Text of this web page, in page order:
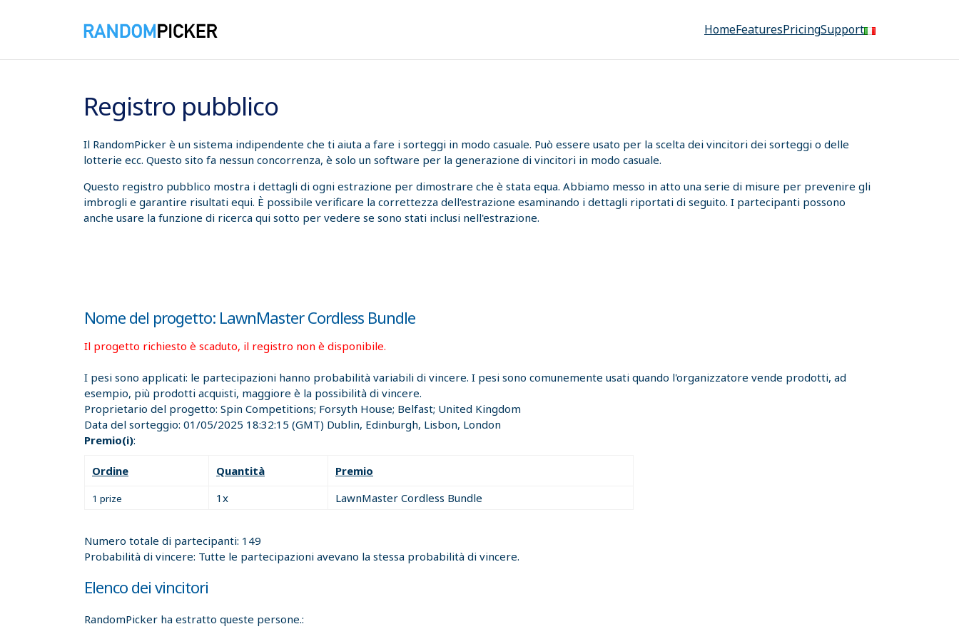
HomeFeaturesPricingSupport
Registro pubblico
Il RandomPicker è un sistema indipendente che ti aiuta a fare i sorteggi in modo casuale. Può essere usato per la scelta dei vincitori dei sorteggi o delle
lotterie ecc. Questo sito fa nessun concorrenza, è solo un software per la generazione di vincitori in modo casuale.
Questo registro pubblico mostra i dettagli di ogni estrazione per dimostrare che è stata equa. Abbiamo messo in atto una serie di misure per prevenire gli
imbrogli e garantire risultati equi. È possibile verificare la correttezza dell'estrazione esaminando i dettagli riportati di seguito. I partecipanti possono
anche usare la funzione di ricerca qui sotto per vedere se sono stati inclusi nell'estrazione.
Nome del progetto: LawnMaster Cordless Bundle
Il progetto richiesto è scaduto, il registro non è disponibile.
I pesi sono applicati: le partecipazioni hanno probabilità variabili di vincere. I pesi sono comunemente usati quando l'organizzatore vende prodotti, ad
esempio, più prodotti acquisti, maggiore è la possibilità di vincere.
Proprietario del progetto: Spin Competitions; Forsyth House; Belfast; United Kingdom
Data del sorteggio: 01/05/2025 18:32:15 (GMT) Dublin, Edinburgh, Lisbon, London
Premio(i):
Ordine Quantità Premio
1 prize 1x LawnMaster Cordless Bundle
Numero totale di partecipanti: 149
Probabilità di vincere: Tutte le partecipazioni avevano la stessa probabilità di vincere.
Elenco dei vincitori
RandomPicker ha estratto queste persone.: